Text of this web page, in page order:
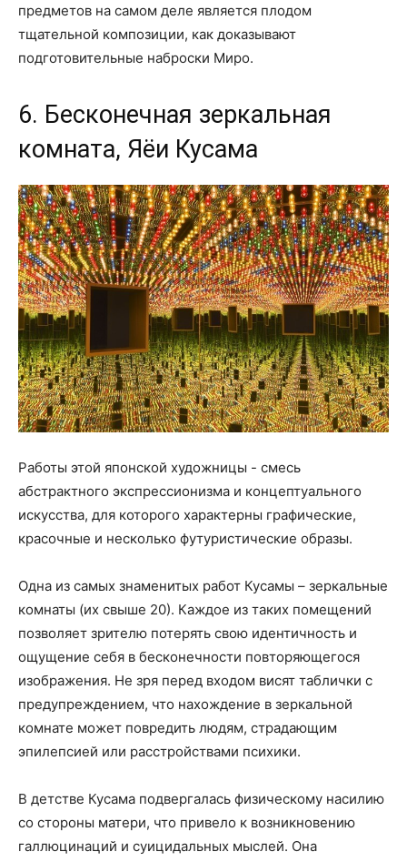
предметов на самом деле является плодом
тщательной композиции, как доказывают
подготовительные наброски Миро.
6. Бесконечная зеркальная
комната, Яёи Кусама
Работы этой японской художницы - смесь
абстрактного экспрессионизма и концептуального
искусства, для которого характерны графические,
красочные и несколько футуристические образы.
Одна из самых знаменитых работ Кусамы – зеркальные
комнаты (их свыше 20). Каждое из таких помещений
позволяет зрителю потерять свою идентичность и
ощущение себя в бесконечности повторяющегося
изображения. Не зря перед входом висят таблички с
предупреждением, что нахождение в зеркальной
комнате может повредить людям, страдающим
эпилепсией или расстройствами психики.
В детстве Кусама подвергалась физическому насилию
со стороны матери, что привело к возникновению
галлюцинаций и суицидальных мыслей. Она